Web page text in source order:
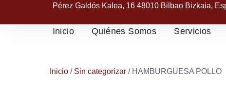
Pérez Galdós Kalea, 16 48010 Bilbao Bizkaia,
Inicio Quiénes Somos Servicios
Inicio / Sin categorizar / HAMBURGUESA POLLO